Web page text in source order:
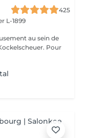
425
L-1899
au sein de
Pour